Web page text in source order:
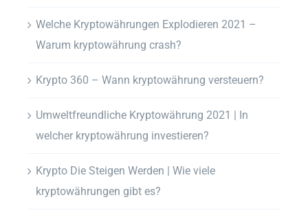
Welche Kryptowährungen Explodieren 2021 –
Warum kryptowährung crash?
Krypto 360 – Wann kryptowährung versteuern?
Umweltfreundliche Kryptowährung 2021 | In
welcher kryptowährung investieren?
Krypto Die Steigen Werden | Wie viele
kryptowährungen gibt es?